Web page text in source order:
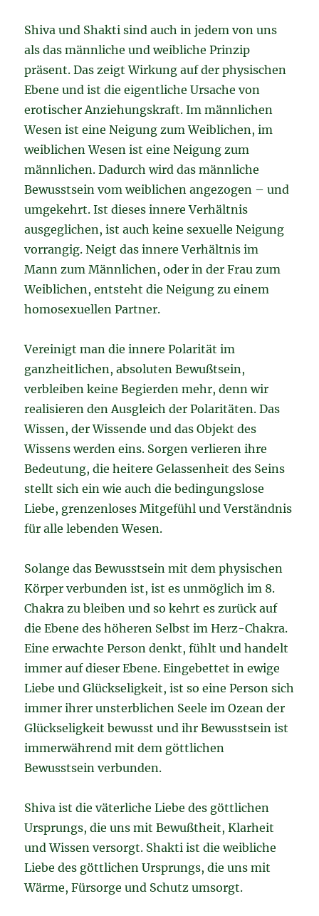
Shiva und Shakti sind auch in jedem von uns
als das männliche und weibliche Prinzip
präsent. Das zeigt Wirkung auf der physischen
Ebene und ist die eigentliche Ursache von
erotischer Anziehungskraft. Im männlichen
Wesen ist eine Neigung zum Weiblichen, im
weiblichen Wesen ist eine Neigung zum
männlichen. Dadurch wird das männliche
Bewusstsein vom weiblichen angezogen – und
umgekehrt. Ist dieses innere Verhältnis
ausgeglichen, ist auch keine sexuelle Neigung
vorrangig. Neigt das innere Verhältnis im
Mann zum Männlichen, oder in der Frau zum
Weiblichen, entsteht die Neigung zu einem
homosexuellen Partner.
Vereinigt man die innere Polarität im
ganzheitlichen, absoluten Bewußtsein,
verbleiben keine Begierden mehr, denn wir
realisieren den Ausgleich der Polaritäten. Das
Wissen, der Wissende und das Objekt des
Wissens werden eins. Sorgen verlieren ihre
Bedeutung, die heitere Gelassenheit des Seins
stellt sich ein wie auch die bedingungslose
Liebe, grenzenloses Mitgefühl und Verständnis
für alle lebenden Wesen.
Solange das Bewusstsein mit dem physischen
Körper verbunden ist, ist es unmöglich im 8.
Chakra zu bleiben und so kehrt es zurück auf
die Ebene des höheren Selbst im Herz-Chakra.
Eine erwachte Person denkt, fühlt und handelt
immer auf dieser Ebene. Eingebettet in ewige
Liebe und Glückseligkeit, ist so eine Person sich
immer ihrer unsterblichen Seele im Ozean der
Glückseligkeit bewusst und ihr Bewusstsein ist
immerwährend mit dem göttlichen
Bewusstsein verbunden.
Shiva ist die väterliche Liebe des göttlichen
Ursprungs, die uns mit Bewußtheit, Klarheit
und Wissen versorgt. Shakti ist die weibliche
Liebe des göttlichen Ursprungs, die uns mit
Wärme, Fürsorge und Schutz umsorgt.